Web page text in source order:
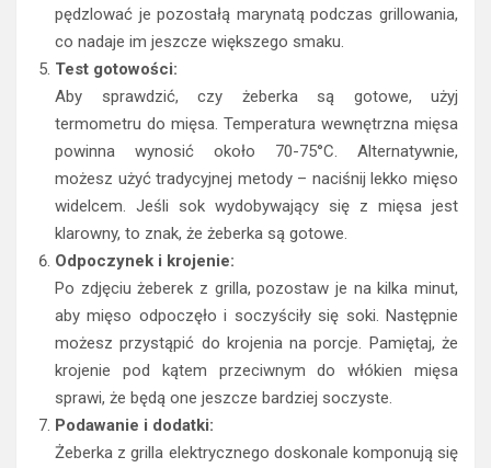
pędzlować je pozostałą marynatą podczas grillowania,
co nadaje im jeszcze większego smaku.
Test gotowości:
Aby sprawdzić, czy żeberka są gotowe, użyj
termometru do mięsa. Temperatura wewnętrzna mięsa
powinna wynosić około 70-75°C. Alternatywnie,
możesz użyć tradycyjnej metody – naciśnij lekko mięso
widelcem. Jeśli sok wydobywający się z mięsa jest
klarowny, to znak, że żeberka są gotowe.
Odpoczynek i krojenie:
Po zdjęciu żeberek z grilla, pozostaw je na kilka minut,
aby mięso odpoczęło i soczyściły się soki. Następnie
możesz przystąpić do krojenia na porcje. Pamiętaj, że
krojenie pod kątem przeciwnym do włókien mięsa
sprawi, że będą one jeszcze bardziej soczyste.
Podawanie i dodatki:
Żeberka z grilla elektrycznego doskonale komponują się